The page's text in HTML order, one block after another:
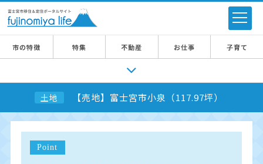
市の特徴 特集 不動産 お仕事 子育て
土地 【売地】富士宮市小泉（117.97坪）
Point